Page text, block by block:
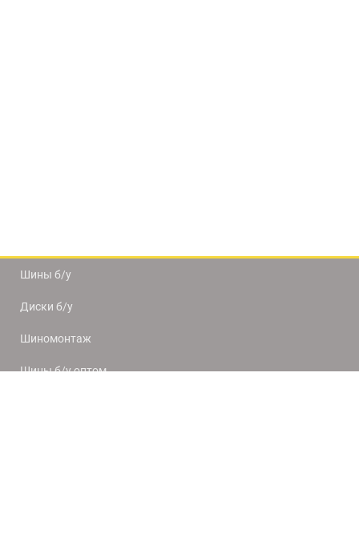
Шины б/у
Диски б/у
Шиномонтаж
Шины б/у оптом